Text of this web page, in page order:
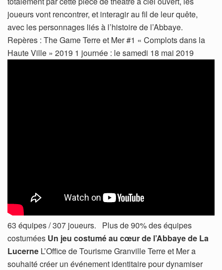
joueurs vont rencontrer, et interagir au fil de leur quête,
avec les personnages liés à l’histoire de l’Abbaye.
Repères : The Game Terre et Mer #1 « Complots dans la
Haute Ville » 2019 1 journée : le samedi 18 mai 2019
63 équipes / 307 joueurs. Plus de 90% des équipes
costumées Un jeu costumé au cœur de l’Abbaye de La
Lucerne L’Office de Tourisme Granville Terre et Mer a
souhaité créer un événement identitaire pour dynamiser